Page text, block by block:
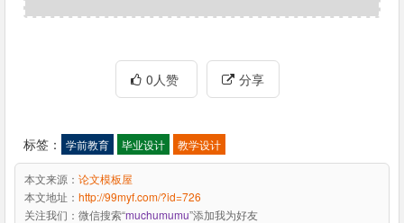
0人赞 分享
标签： 学前教育 毕业设计 教学设计
本文来源： 论文模板屋
本文地址： http://99myf.com/?id=726
关注我们： 微信搜索“muchumumu”添加我为好友